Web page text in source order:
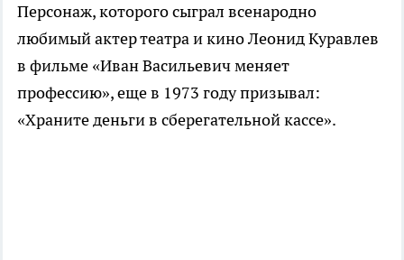
Персонаж, которого сыграл всенародно
любимый актер театра и кино Леонид Куравлев
в фильме «Иван Васильевич меняет
профессию», еще в 1973 году призывал:
«Храните деньги в сберегательной кассе».